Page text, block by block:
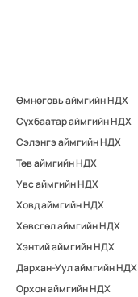
Өмнөговь аймгийн НДХ
Сүхбаатар аймгийн НДХ
Сэлэнгэ аймгийн НДХ
Төв аймгийн НДХ
Увс аймгийн НДХ
Ховд аймгийн НДХ
Хөвсгөл аймгийн НДХ
Хэнтий аймгийн НДХ
Дархан-Уул аймгийн НДХ
Орхон аймгийн НДХ